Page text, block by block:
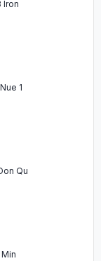
Iron
1
Qu